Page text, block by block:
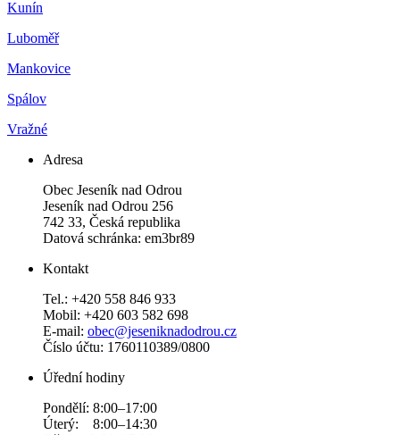
Kunín
Luboměř
Mankovice
Spálov
Vražné
Adresa
Obec Jeseník nad Odrou
Jeseník nad Odrou 256
742 33, Česká republika
Datová schránka: em3br89
Kontakt
Tel.: +420 558 846 933
Mobil: +420 603 582 698
E-mail: obec@jeseniknadodrou.cz
Číslo účtu: 1760110389/0800
Úřední hodiny
Pondělí: 8:00–17:00
Úterý: 8:00–14:30